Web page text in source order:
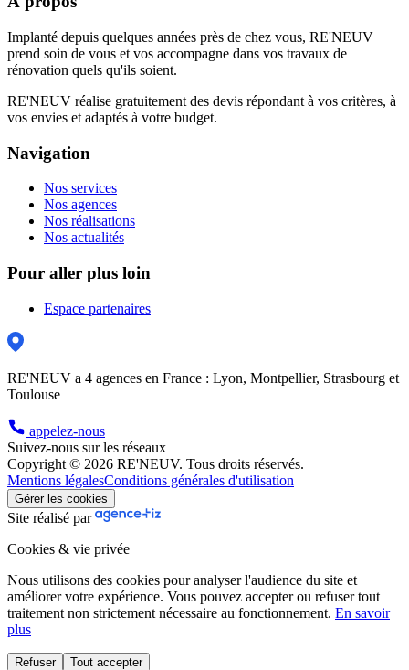
Implanté depuis quelques années près de chez vous, RE'NEUV
prend soin de vous et vos accompagne dans vos travaux de
rénovation quels qu'ils soient.
RE'NEUV réalise gratuitement des devis répondant à vos critères, à
vos envies et adaptés à votre budget.
Navigation
Nos services
Nos agences
Nos réalisations
Nos actualités
Pour aller plus loin
Espace partenaires
RE'NEUV a 4 agences en France : Lyon, Montpellier, Strasbourg et
Toulouse
appelez-nous
Suivez-nous sur les réseaux
Copyright © 2026 RE'NEUV. Tous droits réservés.
Mentions légalesConditions générales d'utilisation
Gérer les cookies
Site réalisé par
Cookies & vie privée
Nous utilisons des cookies pour analyser l'audience du site et
améliorer votre expérience. Vous pouvez accepter ou refuser tout
traitement non strictement nécessaire au fonctionnement. En savoir
plus
Refuser Tout accepter